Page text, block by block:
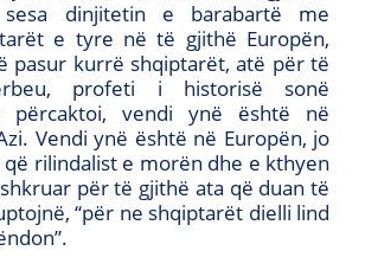
dinjitetin e barabartë me
e tyre në të gjithë Europën,
pasur kurrë shqiptarët, atë për të
profeti i historisë sonë
përcaktoi, vendi ynë është në
Vendi ynë është në Europën, jo
që rilindalist e morën dhe e kthyen
për të gjithë ata që duan të
“për ne shqiptarët dielli lind